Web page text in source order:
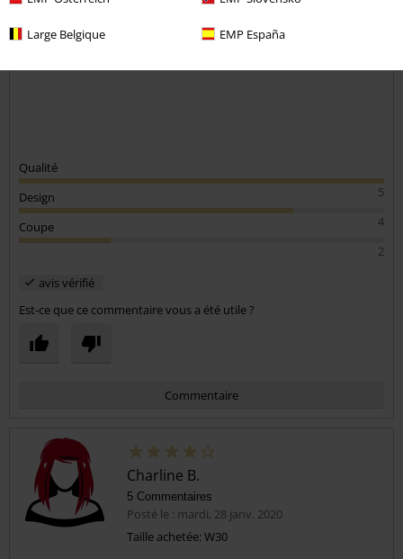
Large Belgique EMP España
Beau mais...
Qualité
5
Design
4
Coupe
2
avis vérifié
Est-ce que ce commentaire vous a été utile ?
Commentaire
Charline B.
5 Commentaires
Posté le : mardi, 28 janv. 2020
Taille achetée: W30